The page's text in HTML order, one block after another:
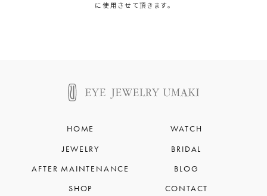
に使用させて頂きます。
HOME
WATCH
JEWELRY
BRIDAL
AFTER MAINTENANCE
BLOG
SHOP
CONTACT